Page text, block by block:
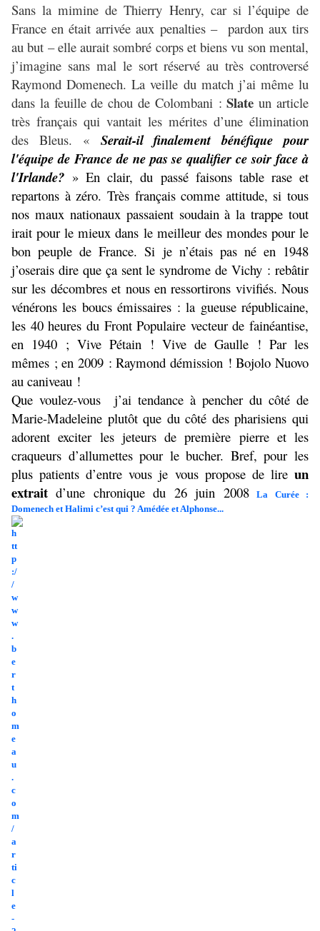
Sans la mimine de Thierry Henry, car si l’équipe de
France en était arrivée aux penalties –
pardon aux tirs
au but – elle aurait sombré corps et biens vu son mental,
j’imagine sans mal le sort réservé au très controversé
Raymond Domenech. La veille du match j’ai même lu
dans la feuille de chou de Colombani :Slate un article
très français qui vantait les mérites d’une élimination
des Bleus. « Serait-il finalement bénéfique pour
l'équipe de France de ne pas se qualifier ce soir face à
l'Irlande? » En clair, du passé faisons table rase et
repartons à zéro. Très français comme attitude, si tous
nos maux nationaux passaient soudain à la trappe tout
irait pour le mieux dans le meilleur des mondes pour le
bon peuple de France. Si je n’étais pas né en 1948
j’oserais dire que ça sent le syndrome de Vichy : rebâtir
sur les décombres et nous en ressortirons vivifiés. Nous
vénérons les boucs émissaires : la gueuse républicaine,
les 40 heures du Front Populaire vecteur de fainéantise,
en 1940 ; Vive Pétain ! Vive de Gaulle ! Par les
mêmes ; en 2009 : Raymond démission ! Bojolo Nuovo
au caniveau !
Que voulez-vous
j’ai tendance à pencher du côté de
Marie-Madeleine plutôt que du côté des pharisiens qui
adorent exciter les jeteurs de première pierre et les
craqueurs d’allumettes pour le bucher. Bref, pour les
plus patients d’entre vous je vous propose de lire un
extrait d’une chronique du 26 juin 2008
La Curée :
Domenech et Halimi c’est qui ? Amédée et Alphonse...